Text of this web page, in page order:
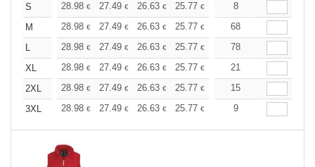
S 28.98 € 27.49 € 26.63 € 25.77 € 24.48
8
M
28.98 € 27.49 € 26.63 € 25.77 € 24.48€
68
L
28.98 € 27.49 € 26.63 € 25.77 € 24.48€
78
XL
28.98 € 27.49 € 26.63 € 25.77 € 24.48
21
2XL
28.98 € 27.49 € 26.63 € 25.77 € 24.48€
15
3XL
28.98 € 27.49 € 26.63 € 25.77 € 24.48
9